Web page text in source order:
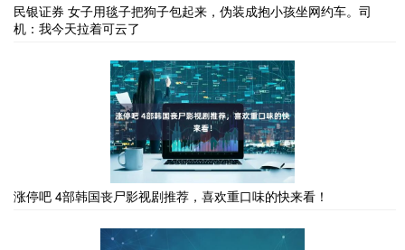
民银证券 女子用毯子把狗子包起来，伪装成抱小孩坐网约车。司
机：我今天拉着可云了
涨停吧 4部韩国丧尸影视剧推荐，喜欢重口味的快来看！